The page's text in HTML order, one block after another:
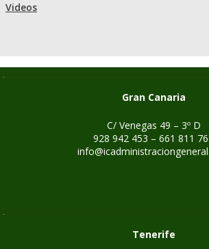
Videos
Gran Canaria
C/ Venegas 49 – 3º D
928 942 453 – 661 811
Tenerife